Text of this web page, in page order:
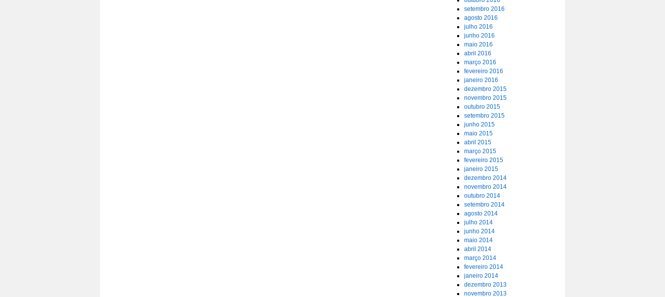
setembro 2016
agosto 2016
julho 2016
junho 2016
maio 2016
abril 2016
março 2016
fevereiro 2016
janeiro 2016
dezembro 2015
novembro 2015
outubro 2015
setembro 2015
junho 2015
maio 2015
abril 2015
março 2015
fevereiro 2015
janeiro 2015
dezembro 2014
novembro 2014
outubro 2014
setembro 2014
agosto 2014
julho 2014
junho 2014
maio 2014
abril 2014
março 2014
fevereiro 2014
janeiro 2014
dezembro 2013
novembro 2013